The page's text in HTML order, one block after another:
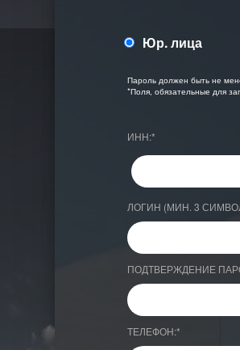
Юр. лица
Пароль должен быть не
*Поля, обязательные для
ИНН:*
ЛОГИН (МИН. 3
ПОДТВЕРЖДЕНИЕ
ТЕЛЕФОН:*